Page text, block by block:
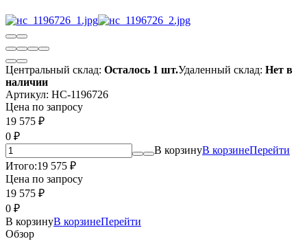
Центральный склад: Осталось 1 шт.Удаленный склад: Нет в
наличии
Артикул: НС-1196726
Цена по запросу
19 575 ₽
0 ₽
В корзинуВ корзинеПерейти
Итого:19 575 ₽
Цена по запросу
19 575 ₽
0 ₽
В корзинуВ корзинеПерейти
Обзор